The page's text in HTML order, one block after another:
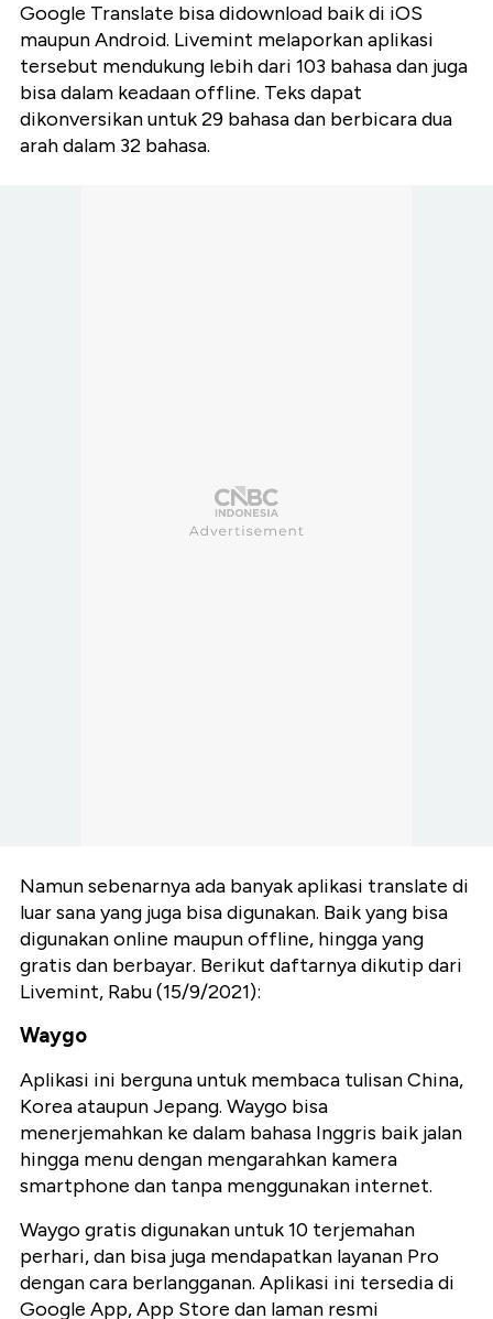
Google Translate bisa didownload baik di iOS
maupun Android. Livemint melaporkan aplikasi
tersebut mendukung lebih dari 103 bahasa dan juga
bisa dalam keadaan offline. Teks dapat
dikonversikan untuk 29 bahasa dan berbicara dua
arah dalam 32 bahasa.
Namun sebenarnya ada banyak aplikasi translate di
luar sana yang juga bisa digunakan. Baik yang bisa
digunakan online maupun offline, hingga yang
gratis dan berbayar. Berikut daftarnya dikutip dari
Livemint, Rabu (15/9/2021):
Waygo
Aplikasi ini berguna untuk membaca tulisan China,
Korea ataupun Jepang. Waygo bisa
menerjemahkan ke dalam bahasa Inggris baik jalan
hingga menu dengan mengarahkan kamera
smartphone dan tanpa menggunakan internet.
Waygo gratis digunakan untuk 10 terjemahan
perhari, dan bisa juga mendapatkan layanan Pro
dengan cara berlangganan. Aplikasi ini tersedia di
Google App, App Store dan laman resmi